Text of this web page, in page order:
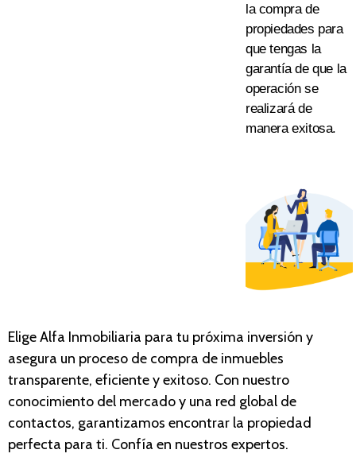
la compra de
propiedades para
que tengas la
garantía de que la
operación se
realizará de
manera exitosa.
Elige Alfa Inmobiliaria para tu próxima inversión y
asegura un proceso de compra de inmuebles
transparente, eficiente y exitoso. Con nuestro
conocimiento del mercado y una red global de
contactos, garantizamos encontrar la propiedad
perfecta para ti. Confía en nuestros expertos.